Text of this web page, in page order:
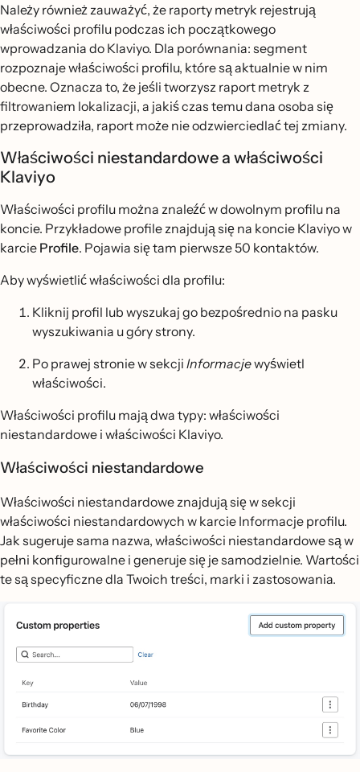
Należy również zauważyć, że raporty metryk rejestrują
właściwości profilu podczas ich początkowego
wprowadzania do Klaviyo. Dla porównania: segment
rozpoznaje właściwości profilu, które są aktualnie w nim
obecne. Oznacza to, że jeśli tworzysz raport metryk z
filtrowaniem lokalizacji, a jakiś czas temu dana osoba się
przeprowadziła, raport może nie odzwierciedlać tej zmiany.
Właściwości niestandardowe a właściwości
Klaviyo
Właściwości profilu można znaleźć w dowolnym profilu na
koncie. Przykładowe profile znajdują się na koncie Klaviyo w
karcie Profile. Pojawia się tam pierwsze 50 kontaktów.
Aby wyświetlić właściwości dla profilu:
Kliknij profil lub wyszukaj go bezpośrednio na pasku
wyszukiwania u góry strony.
Po prawej stronie w sekcji Informacjewyświetl
właściwości.
Właściwości profilu mają dwa typy: właściwości
niestandardowe i właściwości Klaviyo.
Właściwości niestandardowe
Właściwości niestandardowe znajdują się w sekcji
właściwości niestandardowych w karcie Informacje profilu.
Jak sugeruje sama nazwa, właściwości niestandardowe są w
pełni konfigurowalne i generuje się je samodzielnie. Wartości
te są specyficzne dla Twoich treści, marki i zastosowania.